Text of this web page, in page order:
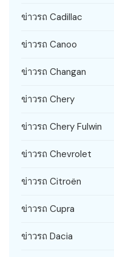
ข่าวรถ Cadillac
ข่าวรถ Canoo
ข่าวรถ Changan
ข่าวรถ Chery
ข่าวรถ Chery Fulwin
ข่าวรถ Chevrolet
ข่าวรถ Citroën
ข่าวรถ Cupra
ข่าวรถ Dacia